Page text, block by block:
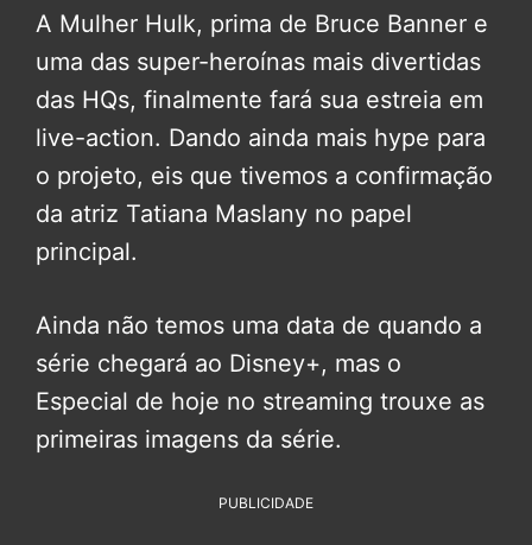
A Mulher Hulk, prima de Bruce Banner e
uma das super-heroínas mais divertidas
das HQs, finalmente fará sua estreia em
live-action. Dando ainda mais hype para
o projeto, eis que tivemos a confirmação
da atriz Tatiana Maslany no papel
principal.
Ainda não temos uma data de quando a
série chegará ao Disney+, mas o
Especial de hoje no streaming trouxe as
primeiras imagens da série.
PUBLICIDADE